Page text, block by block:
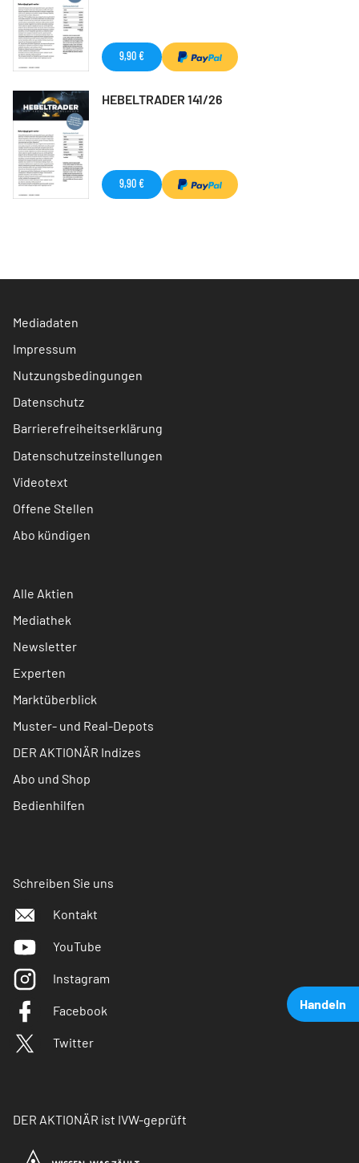
Handeln
9,90 €
HEBELTRADER 141/26
9,90 €
Mediadaten
Impressum
Nutzungsbedingungen
Datenschutz
Barrierefreiheitserklärung
Datenschutzeinstellungen
Videotext
Offene Stellen
Abo kündigen
Alle Aktien
Mediathek
Newsletter
Experten
Marktüberblick
Muster- und Real-Depots
DER AKTIONÄR Indizes
Abo und Shop
Bedienhilfen
Schreiben Sie uns
Kontakt
YouTube
Instagram
Facebook
Twitter
DER AKTIONÄR ist IVW-geprüft